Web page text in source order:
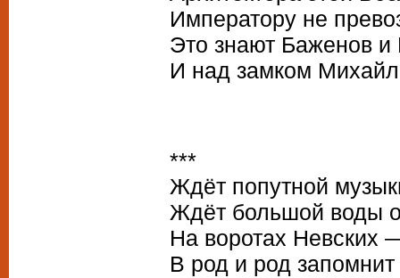
Императору не
Это знают Баженов и
И над замком
***
Ждёт попутной
Ждёт большой воды
На воротах Невских
В род и род